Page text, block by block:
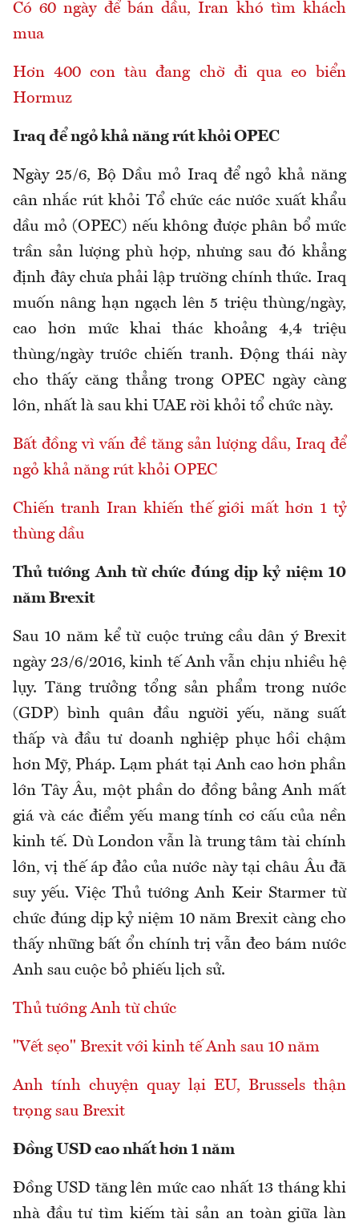
Có 60 ngày để bán dầu, Iran khó tìm khách
mua
Hơn 400 con tàu đang chờ đi qua eo biển
Hormuz
Iraq để ngỏ khả năng rút khỏi OPEC
Ngày 25/6, Bộ Dầu mỏ Iraq để ngỏ khả năng
cân nhắc rút khỏi Tổ chức các nước xuất khẩu
dầu mỏ (OPEC) nếu không được phân bổ mức
trần sản lượng phù hợp, nhưng sau đó khẳng
định đây chưa phải lập trường chính thức. Iraq
muốn nâng hạn ngạch lên 5 triệu thùng/ngày,
cao hơn mức khai thác khoảng 4,4 triệu
thùng/ngày trước chiến tranh. Động thái này
cho thấy căng thẳng trong OPEC ngày càng
lớn, nhất là sau khi UAE rời khỏi tổ chức này.
Bất đồng vì vấn đề tăng sản lượng dầu, Iraq để
ngỏ khả năng rút khỏi OPEC
Chiến tranh Iran khiến thế giới mất hơn 1 tỷ
thùng dầu
Thủ tướng Anh từ chức đúng dịp kỷ niệm 10
năm Brexit
Sau 10 năm kể từ cuộc trưng cầu dân ý Brexit
ngày 23/6/2016, kinh tế Anh vẫn chịu nhiều hệ
lụy. Tăng trưởng tổng sản phẩm trong nước
(GDP) bình quân đầu người yếu, năng suất
thấp và đầu tư doanh nghiệp phục hồi chậm
hơn Mỹ, Pháp. Lạm phát tại Anh cao hơn phần
lớn Tây Âu, một phần do đồng bảng Anh mất
giá và các điểm yếu mang tính cơ cấu của nền
kinh tế. Dù London vẫn là trung tâm tài chính
lớn, vị thế áp đảo của nước này tại châu Âu đã
suy yếu. Việc Thủ tướng Anh Keir Starmer từ
chức đúng dịp kỷ niệm 10 năm Brexit càng cho
thấy những bất ổn chính trị vẫn đeo bám nước
Anh sau cuộc bỏ phiếu lịch sử.
Thủ tướng Anh từ chức
"Vết sẹo" Brexit với kinh tế Anh sau 10 năm
Anh tính chuyện quay lại EU, Brussels thận
trọng sau Brexit
Đồng USD cao nhất hơn 1 năm
Đồng USD tăng lên mức cao nhất 13 tháng khi
nhà đầu tư tìm kiếm tài sản an toàn giữa làn